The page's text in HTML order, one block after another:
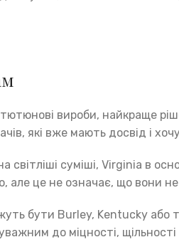
вироби, найкраще
які вже мають досвід і
суміші, Virginia в
але це не означає, що вони
бути Burley, Kentucky або
до міцності, щільності